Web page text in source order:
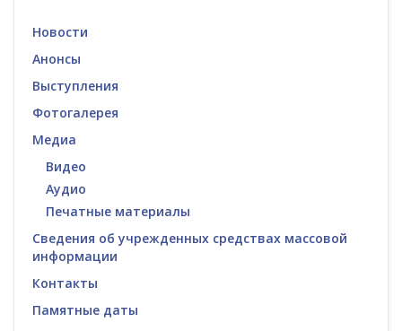
Новости
Анонсы
Выступления
Фотогалерея
Медиа
Видео
Аудио
Печатные материалы
Сведения об учрежденных средствах массовой
информации
Контакты
Памятные даты